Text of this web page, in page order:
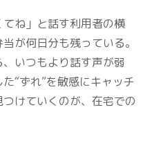
てね」と話す利用者の横
が何日分も残っている。
、いつもより話す声が弱
“ずれ”を敏感にキャッチ
けていくのが、在宅での